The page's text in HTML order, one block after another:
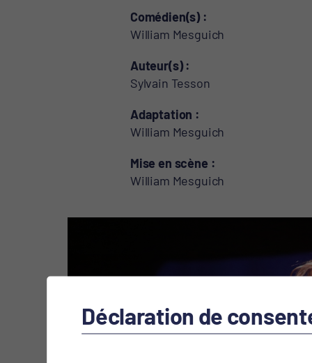
Comédien(s)
William Mesguich
Auteur(s)
Sylvain Tesson
Adaptation
William Mesguich
Mise en scène
William Mesguich
Déclaration de